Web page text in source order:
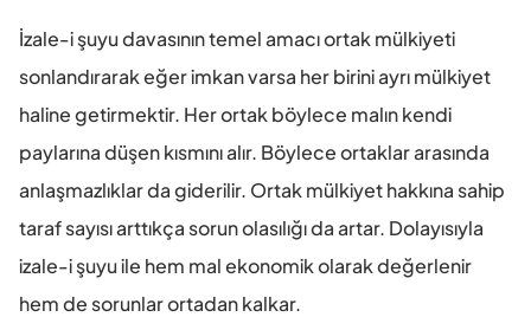
İzale-i şuyu davasının temel amacı ortak mülkiyeti
sonlandırarak eğer imkan varsa her birini ayrı mülkiyet
haline getirmektir. Her ortak böylece malın kendi
paylarına düşen kısmını alır. Böylece ortaklar arasında
anlaşmazlıklar da giderilir. Ortak mülkiyet hakkına sahip
taraf sayısı arttıkça sorun olasılığı da artar. Dolayısıyla
izale-i şuyu ile hem mal ekonomik olarak değerlenir
hem de sorunlar ortadan kalkar.